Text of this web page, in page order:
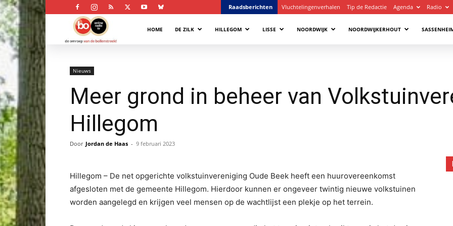
Raadsberichten Vluchtelingenverhalen Tip de Redactie Agenda Radio
Bollenstreek
HOME DE ZILK HILLEGOM LISSE NOORDWIJK NOORDWIJKERHOUT
Nieuws
Meer grond in beheer van
Hillegom
Door Jordan de Haas - 9 februari 2023
Hillegom – De net opgerichte volkstuinvereniging Oude Beek heeft een huurovereenkomst
afgesloten met de gemeente Hillegom. Hierdoor kunnen er ongeveer twintig nieuwe volkstuinen
worden aangelegd en krijgen veel mensen op de wachtlijst een plekje op het terrein.